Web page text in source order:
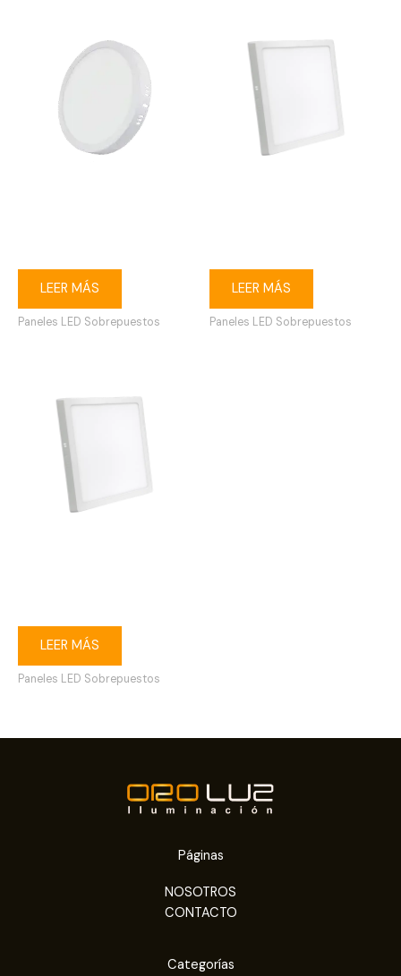
LEER MÁS
Paneles LED Sobrepuestos
LEER MÁS
Paneles LED Sobrepuestos
LEER MÁS
Paneles LED Sobrepuestos
Páginas
NOSOTROS
CONTACTO
Categorías